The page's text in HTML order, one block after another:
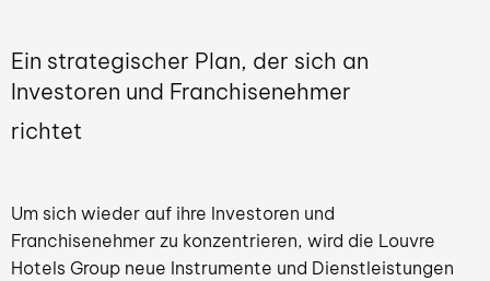
Ein strategischer Plan, der sich an
Investoren und Franchisenehmer
richtet
Um sich wieder auf ihre Investoren und
Franchisenehmer zu konzentrieren, wird die Louvre
Hotels Group neue Instrumente und Dienstleistungen